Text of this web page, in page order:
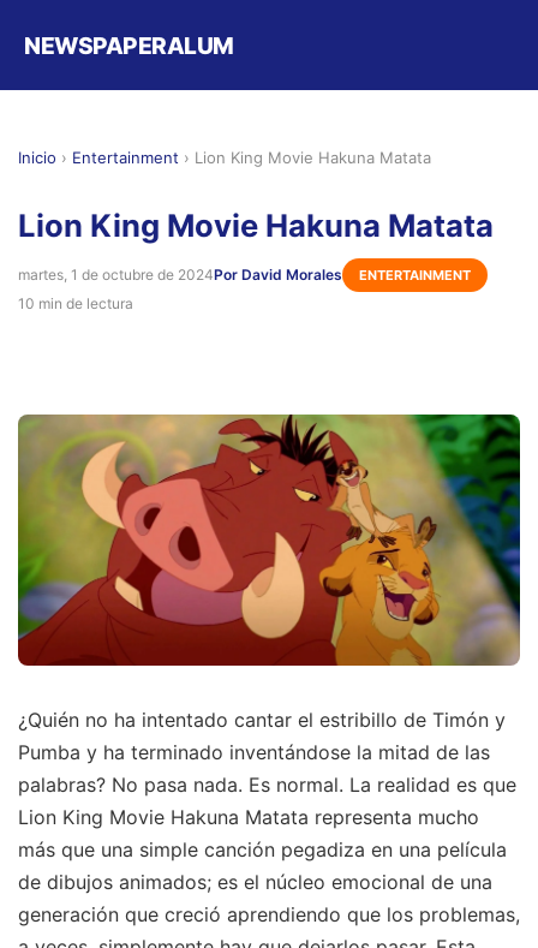
NEWSPAPERALUM
Inicio › Entertainment › Lion King Movie Hakuna Matata
Lion King Movie Hakuna Matata
martes, 1 de octubre de 2024Por David Morales ENTERTAINMENT
10 min de lectura
¿Quién no ha intentado cantar el estribillo de Timón y
Pumba y ha terminado inventándose la mitad de las
palabras? No pasa nada. Es normal. La realidad es que
Lion King Movie Hakuna Matata representa mucho
más que una simple canción pegadiza en una película
de dibujos animados; es el núcleo emocional de una
generación que creció aprendiendo que los problemas,